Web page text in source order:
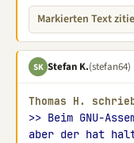
Markierten Text
SK Stefan K.(stefan64)
Thomas H.
>> Beim GNU-
aber der hat halt